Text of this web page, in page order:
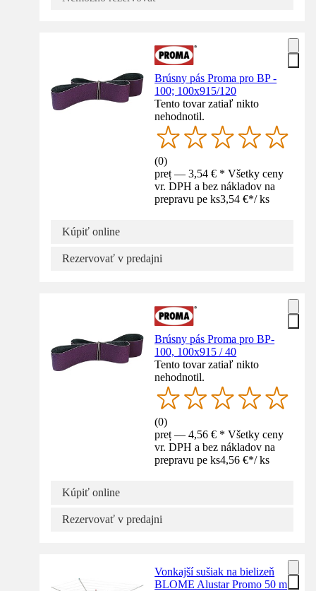
Brúsny pás Proma pro BP -
100; 100x915/120
Tento tovar zatiaľ nikto
nehodnotil.
(0)
preț — 3,54 € * Všetky ceny
vr. DPH a bez nákladov na
prepravu pe ks3,54 €*/ ks
Kúpiť online
Rezervovať v predajni
Brúsny pás Proma pro BP-
100, 100x915 / 40
Tento tovar zatiaľ nikto
nehodnotil.
(0)
preț — 4,56 € * Všetky ceny
vr. DPH a bez nákladov na
prepravu pe ks4,56 €*/ ks
Kúpiť online
Rezervovať v predajni
Vonkajší sušiak na bielizeň
BLOME Alustar Promo 50 m